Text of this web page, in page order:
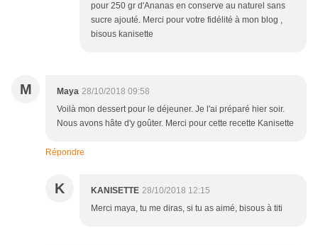
pour 250 gr d'Ananas en conserve au naturel sans
sucre ajouté. Merci pour votre fidélité à mon blog ,
bisous kanisette
M Maya 28/10/2018 09:58
Voilà mon dessert pour le déjeuner. Je l'ai préparé hier soir.
Nous avons hâte d'y goûter. Merci pour cette recette Kanisette
Répondre
K KANISETTE 28/10/2018 12:15
Merci maya, tu me diras, si tu as aimé, bisous à titi